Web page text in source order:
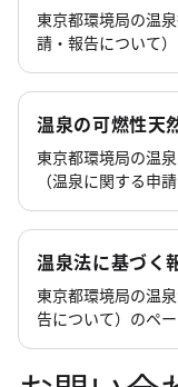
東京都環境局の温
請・報告について）
温泉の可燃性天
東京都環境局の温
（温泉に関する申
温泉法に基づく
東京都環境局の温
告について）のペー